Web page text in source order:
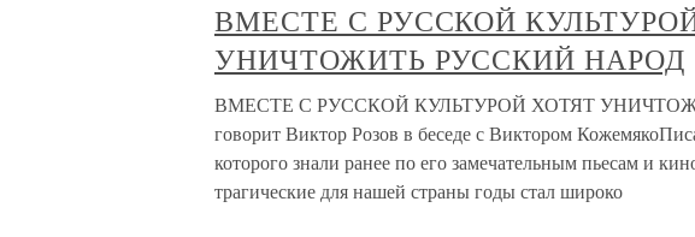
ВМЕСТЕ С РУССКОЙ
УНИЧТОЖИТЬ РУССКИЙ НАРОД
ВМЕСТЕ С РУССКОЙ КУЛЬТУРОЙ ХОТЯТ
говорит Виктор Розов в беседе с Виктором
которого знали ранее по его замечательным пьесам и
трагические для нашей страны годы стал широко